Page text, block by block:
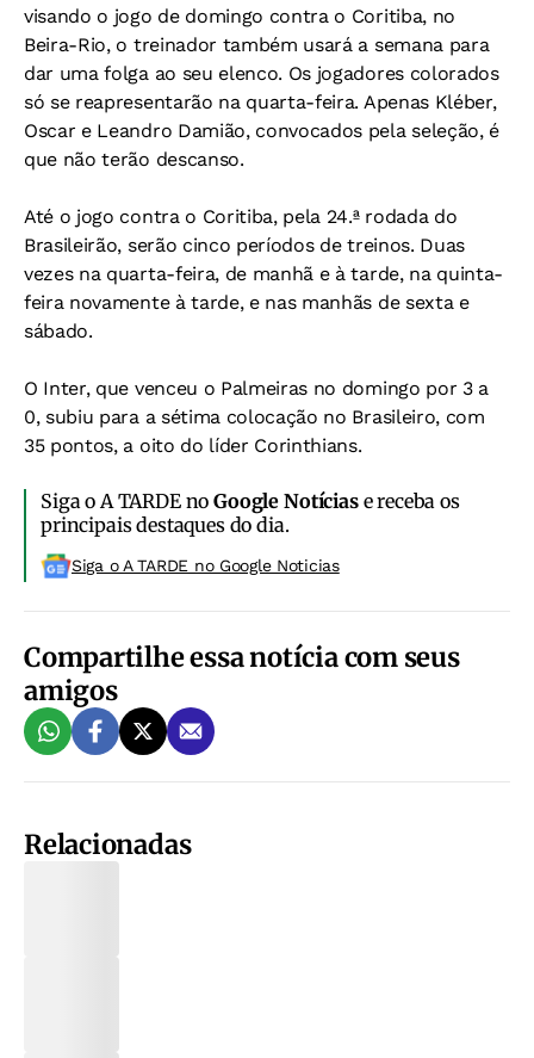
visando o jogo de domingo contra o Coritiba, no
Beira-Rio, o treinador também usará a semana para
dar uma folga ao seu elenco. Os jogadores colorados
só se reapresentarão na quarta-feira. Apenas Kléber,
Oscar e Leandro Damião, convocados pela seleção, é
que não terão descanso.
Até o jogo contra o Coritiba, pela 24.ª rodada do
Brasileirão, serão cinco períodos de treinos. Duas
vezes na quarta-feira, de manhã e à tarde, na quinta-
feira novamente à tarde, e nas manhãs de sexta e
sábado.
O Inter, que venceu o Palmeiras no domingo por 3 a
0, subiu para a sétima colocação no Brasileiro, com
35 pontos, a oito do líder Corinthians.
Siga o A TARDE noGoogle Notíciase receba os
principais destaques do dia.
Siga o A TARDE no Google Noticias
Compartilhe essa notícia com seus
amigos
Relacionadas